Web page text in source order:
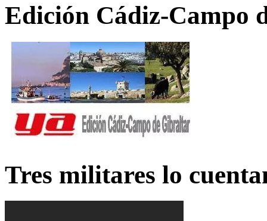
Edición Cádiz-Campo
Tres militares lo